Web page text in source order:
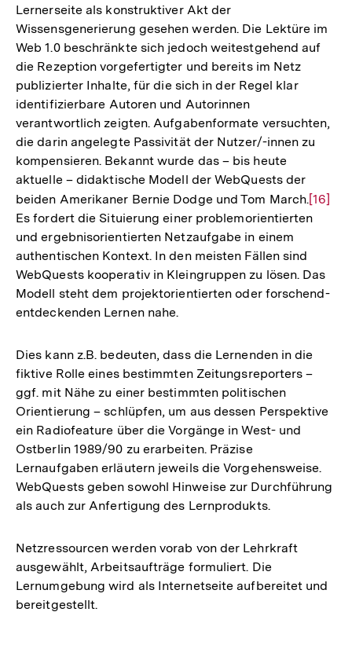
Lernerseite als konstruktiver Akt der
Wissensgenerierung gesehen werden. Die Lektüre im
Web 1.0 beschränkte sich jedoch weitestgehend auf
die Rezeption vorgefertigter und bereits im Netz
publizierter Inhalte, für die sich in der Regel klar
identifizierbare Autoren und Autorinnen
verantwortlich zeigten. Aufgabenformate versuchten,
die darin angelegte Passivität der Nutzer/-innen zu
kompensieren. Bekannt wurde das – bis heute
aktuelle – didaktische Modell der WebQuests der
beiden Amerikaner Bernie Dodge und Tom March.Zur
[16]
Es fordert die Situierung einer problemorientierten
und ergebnisorientierten Netzaufgabe in einem
authentischen Kontext. In den meisten Fällen sind
WebQuests kooperativ in Kleingruppen zu lösen. Das
Modell steht dem projektorientierten oder forschend-
entdeckenden Lernen nahe.
Dies kann z.B. bedeuten, dass die Lernenden in die
fiktive Rolle eines bestimmten Zeitungsreporters –
ggf. mit Nähe zu einer bestimmten politischen
Orientierung – schlüpfen, um aus dessen Perspektive
ein Radiofeature über die Vorgänge in West- und
Ostberlin 1989/90 zu erarbeiten. Präzise
Lernaufgaben erläutern jeweils die Vorgehensweise.
WebQuests geben sowohl Hinweise zur Durchführung
als auch zur Anfertigung des Lernprodukts.
Netzressourcen werden vorab von der Lehrkraft
ausgewählt, Arbeitsaufträge formuliert. Die
Lernumgebung wird als Internetseite aufbereitet und
bereitgestellt.